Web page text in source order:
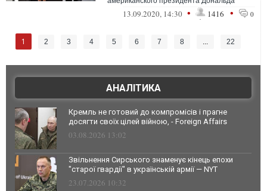
Трампа Мелании, рассказала, что первая
леди скрывает под...
13.09.2020, 14:30 • 1416 • 0
1 2 3 4 5 6 7 8 ... 22
АНАЛІТИКА
Кремль не готовий до компромісів і прагне
досягти своїх цілей війною, - Foreign Affairs
03.08.2026 13:02
Звільнення Сирського знаменує кінець епохи
"старої гвардії" в українській армії — NYT
23.07.2026 10:32